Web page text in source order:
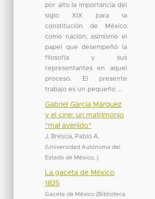
por alto la importancia del
siglo XIX para la
constitución de México
como nación; asimismo el
papel que desempeñó la
filosofía y sus
representantes en aquel
proceso. El presente
trabajo es un pequeño ...
Gabriel García Márquez
y el cine: un matrimonio
"mal avenido"
J. Brescia, Pablo A.
(Universidad Autónoma del
Estado de México, )
La gaceta de México
1825
Gaceta de México (Biblioteca